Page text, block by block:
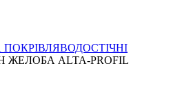
ВОДОСТІЧНІ
ALTA-PROFIL